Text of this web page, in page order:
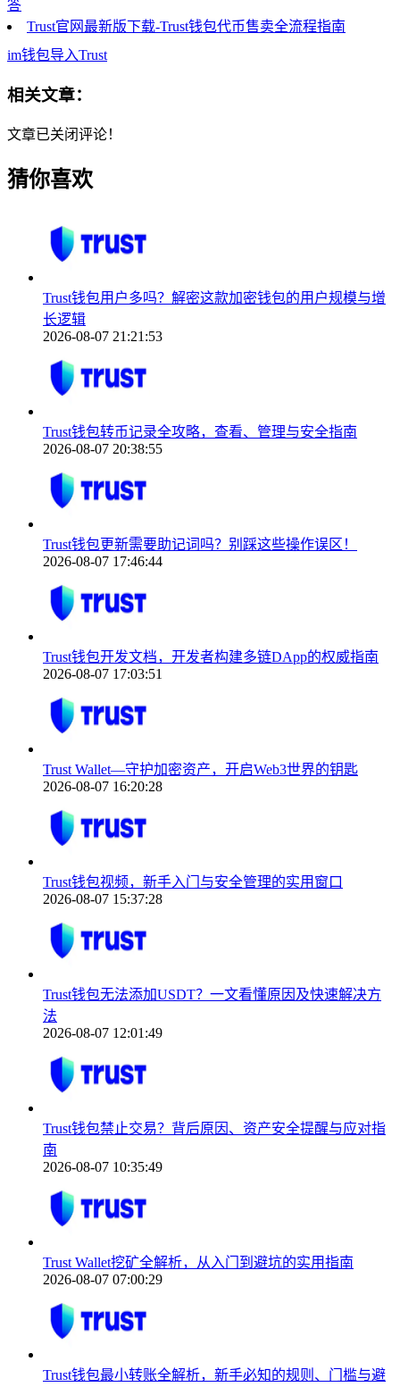
答
Trust官网最新版下载-Trust钱包代币售卖全流程指南
im钱包导入Trust
相关文章：
文章已关闭评论！
猜你喜欢
Trust钱包用户多吗？解密这款加密钱包的用户规模与增
长逻辑
2026-08-07 21:21:53
Trust钱包转币记录全攻略，查看、管理与安全指南
2026-08-07 20:38:55
Trust钱包更新需要助记词吗？别踩这些操作误区！
2026-08-07 17:46:44
Trust钱包开发文档，开发者构建多链DApp的权威指南
2026-08-07 17:03:51
Trust Wallet—守护加密资产，开启Web3世界的钥匙
2026-08-07 16:20:28
Trust钱包视频，新手入门与安全管理的实用窗口
2026-08-07 15:37:28
Trust钱包无法添加USDT？一文看懂原因及快速解决方
法
2026-08-07 12:01:49
Trust钱包禁止交易？背后原因、资产安全提醒与应对指
南
2026-08-07 10:35:49
Trust Wallet挖矿全解析，从入门到避坑的实用指南
2026-08-07 07:00:29
Trust钱包最小转账全解析，新手必知的规则、门槛与避